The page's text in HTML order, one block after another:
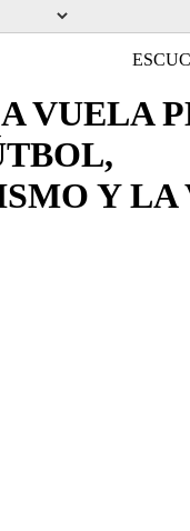
VUELA
Y LA